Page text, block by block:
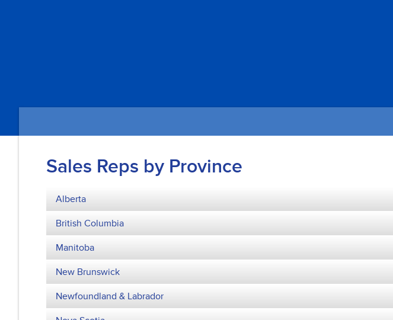
Sales Reps by Province
Alberta
British Columbia
Manitoba
New Brunswick
Newfoundland & Labrador